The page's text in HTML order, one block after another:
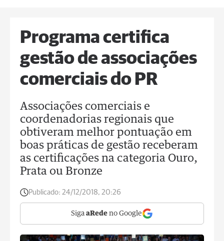
Programa certifica
gestão de associações
comerciais do PR
Associações comerciais e
coordenadorias regionais que
obtiveram melhor pontuação em
boas práticas de gestão receberam
as certificações na categoria Ouro,
Prata ou Bronze
Publicado: 24/12/2018, 20:26
Siga aRede no Google